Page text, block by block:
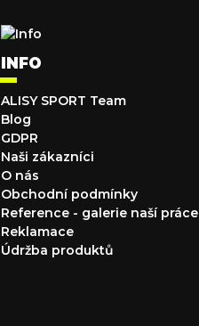
INFO
ALISY SPORT Team
Blog
GDPR
Naši zákazníci
O nás
Obchodní podmínky
Reference - galerie naší práce
Reklamace
Údržba produktů